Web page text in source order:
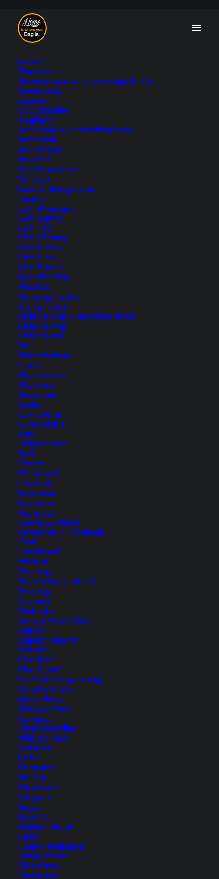
Neu hier?
Über uns
Ressourcen und wichtige Links
Newsletter
Reiseziele
Südostasien
Thailand
Bangkok & Zentralthailand
Bangkok
Ayutthaya
Hua Hin
Kanchanaburi
Pattaya
Samut Songkhram
Inseln
Koh Phangan
Koh Samui
Koh Tao
Koh Chang
Koh Lanta
Koh Lipe
Koh Samet
Koh Phi Phi
Phuket
Ranong Inseln
Trang Inseln
Chiang Mai & Nordthailand
Chiang Mai
Chiang Rai
Pai
Phetchabun
Isaan
Chantaburi
Khanom
Khao Lak
Krabi
Sukhothai
Surat Thani
Trat
Indonesien
Bali
Flores
Gili-Inseln
Lombok
Sulawesi
Sumatra
Malaysia
Kuala Lumpur
Cameron Highlands
Ipoh
Langkawi
Melaka
Penang
Perhentian Islands
Redang
Tioman
Vietnam
Ho Chi Minh City
Hanoi
Halong Bucht
Hoi An
Con Dao
Phu Quoc
Sa Pa & Umgebung
Kambodscha
Siem Reap
Phnom Penh
Kampot
Sihanoukville
Philippinen
Boracay
Cebu
Palawan
Manila
Myanmar
Yangon
Bago
Hpa-An
Golden Rock
Laos
Luang Prabang
Vang Vieng
Vientiane
Singapur
Leogang Tipps: 7
Gründe für einen
Besuch im
Salzburger Land
Zuletzt aktualisiert: 3. Juni 2024
Mächtige Berge, kristallklare Seen, saftige
Wiesen und im Winter Puderschnee: was willst
du mehr? Leogang könnte direkt einem
Werbeprospekt des österreichischen
Tourismusverbandes entsprungen sein, da es
wirklich alles hat, wovon du nur träumen kannst.
Nah genug, um einen verlängerten
Wochenendtrip zu rechtfertigen, aber
gleichzeitig so anders als deutsche
(Groß-)städte. Einiges davon kannst du mit
unseren Leogang Tipps erkunden.
7 Tipps für Leogang und
warum das Salzburger
Land dein nächstes Ziel in
Europa sein sollte
Inhaltsverzeichnis
1. Sommer-Highlights
2. Winterträume
3. Sportmöglichkeiten
4. Eines der schönsten Naturhotels
Europas
5. Der legendäre Almwuzl bei Resi auf der
Lindlalm
6. Jazzfestival Saalfelden
7. Die Herzlichkeit der Gastgeber
Pro Tipp: die Saalfelden-Leogang-Card
Über die Autorin
Wir sind mit dem Zug (!) aus Berlin in etwas
mehr als 8 Stunden angereist – mit zwei
unkomplizierten Umstiegen in München
Hauptbahnhof und Wörgl. Die Reise an sich ist